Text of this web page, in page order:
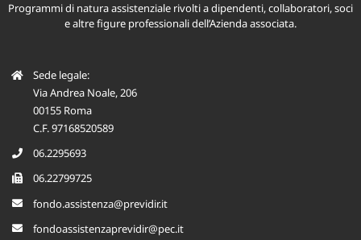
Programmi di natura assistenziale rivolti a dipendenti, collaboratori, soci
e altre figure professionali dell’Azienda associata.
Sede legale:
Via Andrea Noale, 206
00155 Roma
C.F. 97168520589
06.2295693
06.22799725
fondo.assistenza@previdir.it
fondoassistenzaprevidir@pec.it